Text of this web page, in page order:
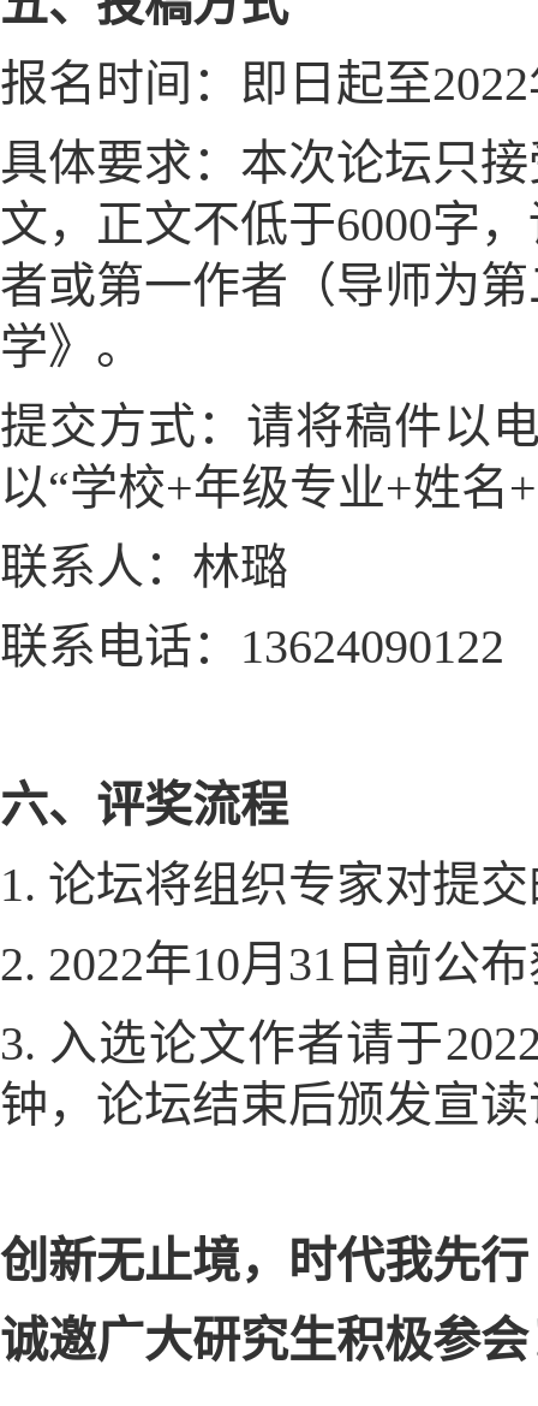
报名时间：即日起至
具体要求：本次论坛只
文，正文不低于6000字
者或第一作者（导师为
学》。
提交方式：请将稿件以
以“学校+年级专业+姓名
联系人：林璐
联系电话：13624090122
六、评奖流程
1. 论坛将组织专家对提
2. 2022年10月31日前公
3. 入选论文作者请于
钟，论坛结束后颁发宣
创新无止境，时代我先行
诚邀广大研究生积极参